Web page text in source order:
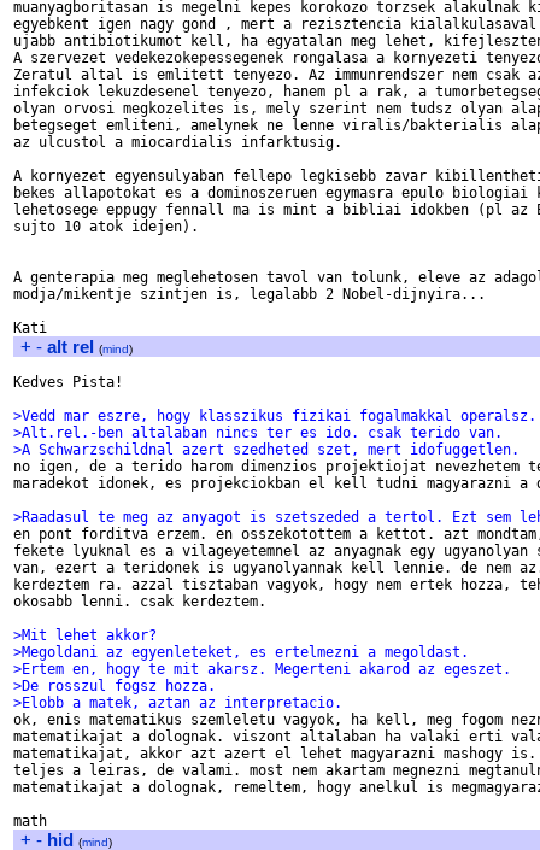
muanyagboritasan is megelni kepes korokozo torzsek alakulnak
egyebkent igen nagy gond , mert a rezisztencia kialalkulasaval
ujabb antibiotikumot kell, ha egyatalan meg lehet,
A szervezet vedekezokepessegenek rongalasa a kornyezeti
Zeratul altal is emlitett tenyezo. Az immunrendszer nem csak
infekciok lekuzdesenel tenyezo, hanem pl a rak, a
olyan orvosi megkozelites is, mely szerint nem tudsz olyan
betegseget emliteni, amelynek ne lenne viralis/bakterialis
az ulcustol a miocardialis infarktusig.
A kornyezet egyensulyaban fellepo legkisebb zavar kibillentheti
bekes allapotokat es a dominoszeruen egymasra epulo biologiai
lehetosege eppugy fennall ma is mint a bibliai idokben (pl az
sujto 10 atok idejen).
A genterapia meg meglehetosen tavol van tolunk, eleve az
modja/mikentje szintjen is, legalabb 2 Nobel-dijnyira...
+ - alt rel (mind)
Kedves Pista!
>Vedd mar eszre, hogy klasszikus fizikai fogalmakkal operalsz.
>Alt.rel.-ben altalaban nincs ter es ido. csak terido van.
>A Schwarzschildnal azert szedheted szet, mert idofuggetlen.
no igen, de a terido harom dimenzios projektiojat nevezhetem
maradekot idonek, es projekciokban el kell tudni magyarazni
>Raadasul te meg az anyagot is szetszeded a tertol. Ezt sem
en pont forditva erzem. en osszekotottem a kettot. azt
fekete lyuknal es a vilageyetemnel az anyagnak egy ugyanolyan
van, ezert a teridonek is ugyanolyannak kell lennie. de nem
kerdeztem ra. azzal tisztaban vagyok, hogy nem ertek hozza,
okosabb lenni. csak kerdeztem.
>Mit lehet akkor?
>Megoldani az egyenleteket, es ertelmezni a megoldast.
>Ertem en, hogy te mit akarsz. Megerteni akarod az egeszet.
>De rosszul fogsz hozza.
>Elobb a matek, aztan az interpretacio.
ok, enis matematikus szemleletu vagyok, ha kell, meg fogom
matematikajat a dolognak. viszont altalaban ha valaki erti
matematikajat, akkor azt azert el lehet magyarazni mashogy
teljes a leiras, de valami. most nem akartam megnezni
matematikajat a dolognak, remeltem, hogy anelkul is
+ - hid (mind)